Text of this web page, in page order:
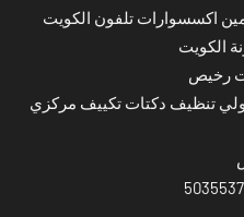
اكسسوارات تلفون الكويت
الكويت
رخيص
تنظيف دكتات تكييف مركزي